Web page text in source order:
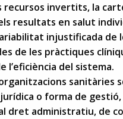
recursos invertits, la
resultats en salut
injustificada de
de les pràctiques
l’eficiència del sistema.
sanitàries
o forma de gestió,
dret administratiu, de